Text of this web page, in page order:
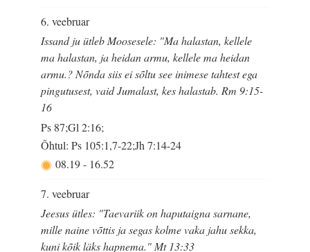
6. veebruar
Issand ju ütleb Moosesele: "Ma halastan, kellele
ma halastan, ja heidan armu, kellele ma heidan
armu.? Nõnda siis ei sõltu see inimese tahtest ega
pingutusest, vaid Jumalast, kes halastab. Rm 9:15-
16
Ps 87;Gl 2:16;
Õhtul: Ps 105:1,7-22;Jh 7:14-24
08.19- 16.52
7. veebruar
Jeesus ütles: "Taevariik on haputaigna sarnane,
mille naine võttis ja segas kolme vaka jahu sekka,
kuni kõik läks hapnema." Mt 13:33